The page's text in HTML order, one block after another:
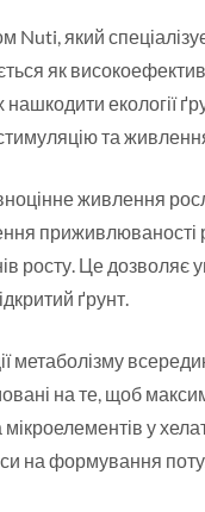
який
як
нашкодити екології
та
живлення
Це дозволяє
ґрунт.
на те, щоб
у
на формування